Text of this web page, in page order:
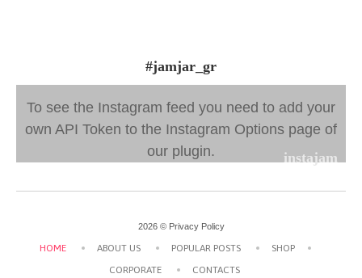
#jamjar_gr
To see the Instagram feed you need to add your
own API Token to the Instagram Options page of
our plugin.
instajam
2026 © Privacy Policy
HOME ABOUT US POPULAR POSTS
SHOP
CORPORATE
CONTACTS